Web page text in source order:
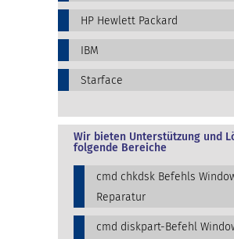
HP Hewlett Packard
IBM
Starface
Wir bieten Unterstützung und
folgende Bereiche
cmd chkdsk Befehls
Reparatur
cmd diskpart-Befehl